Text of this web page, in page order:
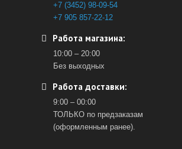
+7 (3452) 98-09-54
+7 905 857-22-12
Работа магазина:
10:00 – 20:00
Без выходных
Работа доставки:
9:00 – 00:00
ТОЛЬКО по предзаказам
(оформленным ранее).